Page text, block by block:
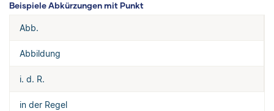
Beispiele Abkürzungen mit Punkt
Abb.
Abbildung
i. d. R.
in der Regel